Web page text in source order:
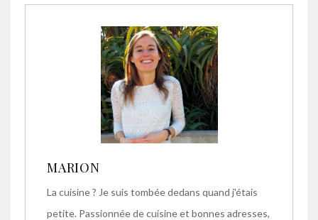
MARION
La cuisine ? Je suis tombée dedans quand j'étais
petite. Passionnée de cuisine et bonnes adresses,